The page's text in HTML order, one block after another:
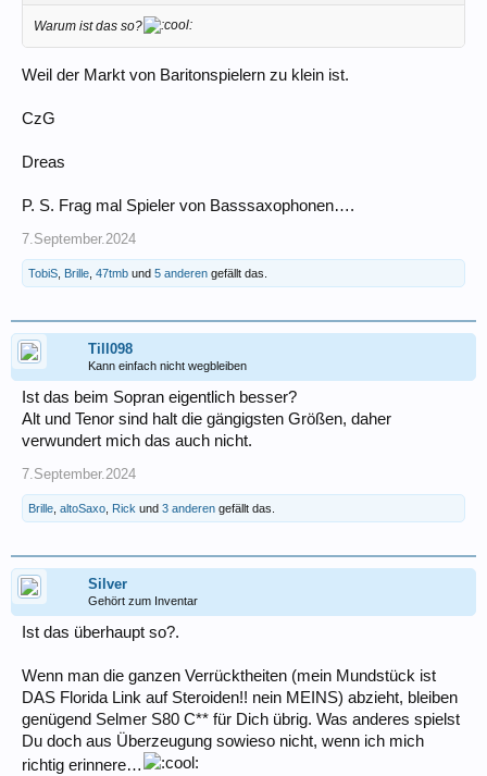
Warum ist das so?
Weil der Markt von Baritonspielern zu klein ist.
CzG
Dreas
P. S. Frag mal Spieler von Basssaxophonen….
7.September.2024
TobiS Brille 47tmb und 5 anderen gefällt das.
Till098
Kann einfach nicht wegbleiben
Ist das beim Sopran eigentlich besser?
Alt und Tenor sind halt die gängigsten Größen, daher
verwundert mich das auch nicht.
7.September.2024
Brille altoSaxo Rick und 3 anderen gefällt das.
Silver
Gehört zum Inventar
Ist das überhaupt so?.
Wenn man die ganzen Verrücktheiten (mein Mundstück ist
DAS Florida Link auf Steroiden!! nein MEINS) abzieht, bleiben
genügend Selmer S80 C** für Dich übrig. Was anderes spielst
Du doch aus Überzeugung sowieso nicht, wenn ich mich
richtig erinnere…